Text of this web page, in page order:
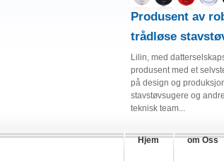
Produsent av
trådløse
Lilin, med
produsent med et
på design og
stavstøvsugere og
teknisk team...
Hjem om Oss